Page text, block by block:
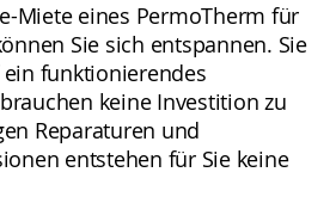
Miete eines PermoTherm für
Sie sich entspannen. Sie
funktionierendes
keine Investition zu
Reparaturen und
entstehen für Sie keine